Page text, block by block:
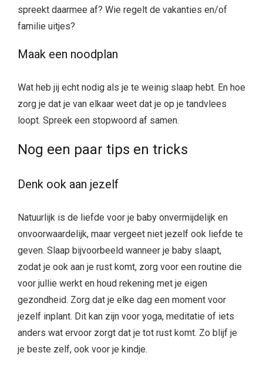
spreekt daarmee af? Wie regelt de vakanties en/of
familie uitjes?
Maak een noodplan
Wat heb jij echt nodig als je te weinig slaap hebt. En hoe
zorg je dat je van elkaar weet dat je op je tandvlees
loopt. Spreek een stopwoord af samen.
Nog een paar tips en tricks
Denk ook aan jezelf
Natuurlijk is de liefde voor je baby onvermijdelijk en
onvoorwaardelijk, maar vergeet niet jezelf ook liefde te
geven. Slaap bijvoorbeeld wanneer je baby slaapt,
zodat je ook aan je rust komt, zorg voor een routine die
voor jullie werkt en houd rekening met je eigen
gezondheid. Zorg dat je elke dag een moment voor
jezelf inplant. Dit kan zijn voor yoga, meditatie of iets
anders wat ervoor zorgt dat je tot rust komt. Zo blijf je
je beste zelf, ook voor je kindje.